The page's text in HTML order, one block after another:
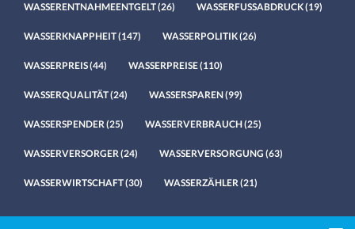
WASSERENTNAHMEENTGELT(26) WASSERFUSSABDRUCK(19)
WASSERKNAPPHEIT(147) WASSERPOLITIK(26)
WASSERPREIS(44) WASSERPREISE(110)
WASSERQUALITÄT(24) WASSERSPAREN(99)
WASSERSPENDER(25) WASSERVERBRAUCH(25)
WASSERVERSORGER(24) WASSERVERSORGUNG (63)
WASSERWIRTSCHAFT(30) WASSERZÄHLER(21)